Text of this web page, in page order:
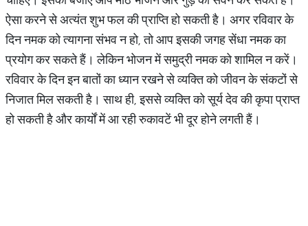
ऐसा करने से अत्यंत शुभ फल की प्राप्ति हो सकती है। अगर रविवार के
दिन नमक को त्यागना संभव न हो, तो आप इसकी जगह सेंधा नमक का
प्रयोग कर सकते हैं। लेकिन भोजन में समुद्री नमक को शामिल न करें।
रविवार के दिन इन बातों का ध्यान रखने से व्यक्ति को जीवन के संकटों से
निजात मिल सकती है। साथ ही, इससे व्यक्ति को सूर्य देव की कृपा प्राप्त
हो सकती है और कार्यों में आ रही रुकावटें भी दूर होने लगती हैं।